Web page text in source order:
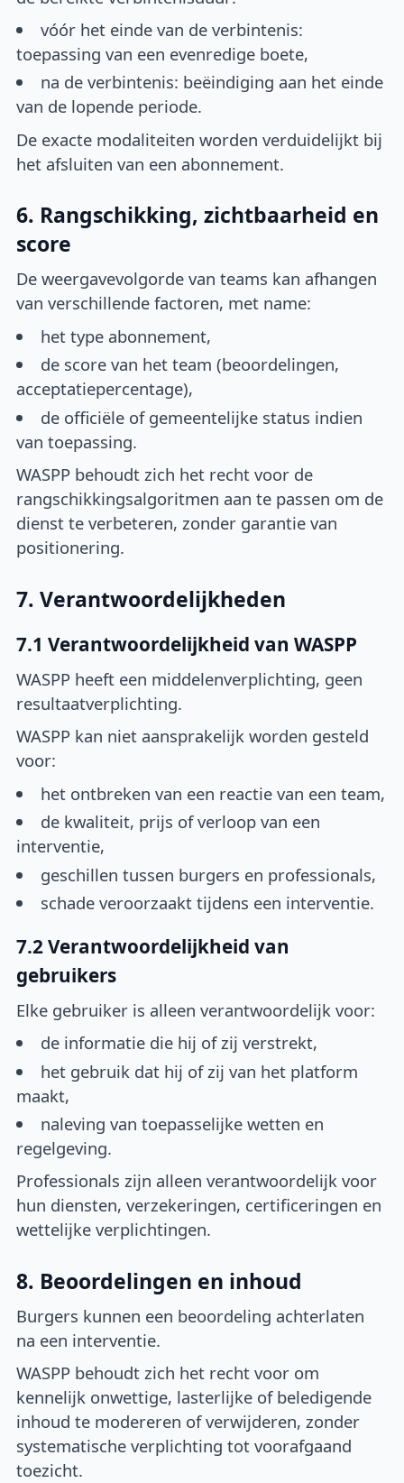
vóór het einde van de verbintenis:
toepassing van een evenredige boete,
na de verbintenis: beëindiging aan het einde
van de lopende periode.
De exacte modaliteiten worden verduidelijkt bij
het afsluiten van een abonnement.
6. Rangschikking, zichtbaarheid en
score
De weergavevolgorde van teams kan afhangen
van verschillende factoren, met name:
het type abonnement,
de score van het team (beoordelingen,
acceptatiepercentage),
de officiële of gemeentelijke status indien
van toepassing.
WASPP behoudt zich het recht voor de
rangschikkingsalgoritmen aan te passen om de
dienst te verbeteren, zonder garantie van
positionering.
7. Verantwoordelijkheden
7.1 Verantwoordelijkheid van WASPP
WASPP heeft een middelenverplichting, geen
resultaatverplichting.
WASPP kan niet aansprakelijk worden gesteld
voor:
het ontbreken van een reactie van een team,
de kwaliteit, prijs of verloop van een
interventie,
geschillen tussen burgers en professionals,
schade veroorzaakt tijdens een interventie.
7.2 Verantwoordelijkheid van
gebruikers
Elke gebruiker is alleen verantwoordelijk voor:
de informatie die hij of zij verstrekt,
het gebruik dat hij of zij van het platform
maakt,
naleving van toepasselijke wetten en
regelgeving.
Professionals zijn alleen verantwoordelijk voor
hun diensten, verzekeringen, certificeringen en
wettelijke verplichtingen.
8. Beoordelingen en inhoud
Burgers kunnen een beoordeling achterlaten
na een interventie.
WASPP behoudt zich het recht voor om
kennelijk onwettige, lasterlijke of beledigende
inhoud te modereren of verwijderen, zonder
systematische verplichting tot voorafgaand
toezicht.